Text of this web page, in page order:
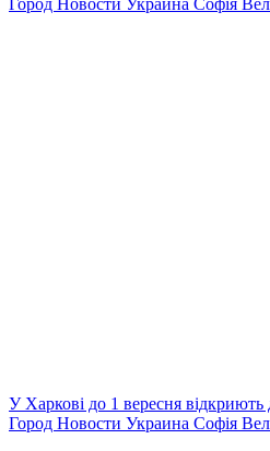
Город Новости Украина Софія
У Харкові до 1 вересня відкриють
Город Новости Украина Софія